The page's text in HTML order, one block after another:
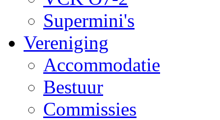
Supermini's
Vereniging
Accommodatie
Bestuur
Commissies